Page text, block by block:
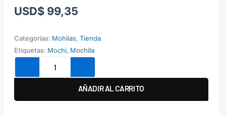
USD$99,35
Categorías: Mohilas, Tienda
Etiquetas: Mochi, Mochila
AÑADIR AL CARRITO